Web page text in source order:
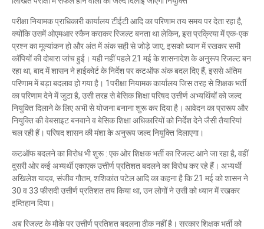
परीक्षा नियामक प्राधिकारी कार्यालय टीईटी आदि का परिणाम तय समय पर देता रहा है,
क्योंकि उसमें ओएमआर स्कैन कराकर रिजल्ट बनता था लेकिन, इस प्रक्रिया में एक-एक
प्रश्न का मूल्यांकन हो और अंत में अंक सही से जोड़े जाए, इसको ध्यान में रखकर सभी
कॉपियों की दोबारा जांच हुई। यही नहीं पहले 21 मई के शासनादेश के अनुरूप रिजल्ट बन
रहा था, बाद में शासन ने हाईकोर्ट के निर्देश पर कटऑफ अंक बदल दिए हैं, इससे अंतिम
परिणाम में बड़ा बदलाव हो गया है। 1परीक्षा नियामक कार्यालय जिस तरह से शिक्षक भर्ती
का परिणाम देने में जुटा है, उसी तरह से बेसिक शिक्षा परिषद उत्तीर्ण अभ्यर्थियों को जल्द
नियुक्ति दिलाने के लिए अभी से योजना बनाना शुरू कर दिया है। आवेदन का प्रारूप और
नियुक्ति की वेबसाइट बनवाने व बेसिक शिक्षा अधिकारियों को निर्देश देने जैसी तैयारियां
चल रही हैं। परिषद शासन की मंशा के अनुरूप जल्द नियुक्ति दिलाएगा।
कटऑफ बदलने का विरोध भी शुरू : एक ओर शिक्षक भर्ती का रिजल्ट आने जा रहा है, वहीं
दूसरी ओर कई अभ्यर्थी एकाएक उत्तीर्ण प्रतिशत बदलने का विरोध कर रहे हैं। अभ्यर्थी
अखिलेश यादव, संजीव गौतम, शशिकांत पटेल आदि का कहना है कि 21 मई को शासन ने
30 व 33 फीसदी उत्तीर्ण प्रतिशत तय किया था, उन लोगों ने उसी को ध्यान में रखकर
इम्तिहान दिया।
अब रिजल्ट के मौके पर उत्तीर्ण प्रतिशत बदलना ठीक नहीं है। सरकार शिक्षक भर्ती को